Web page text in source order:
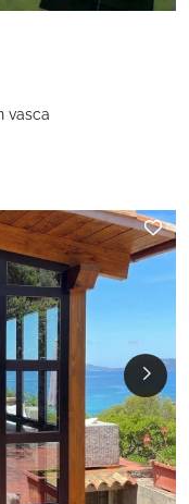
vasca